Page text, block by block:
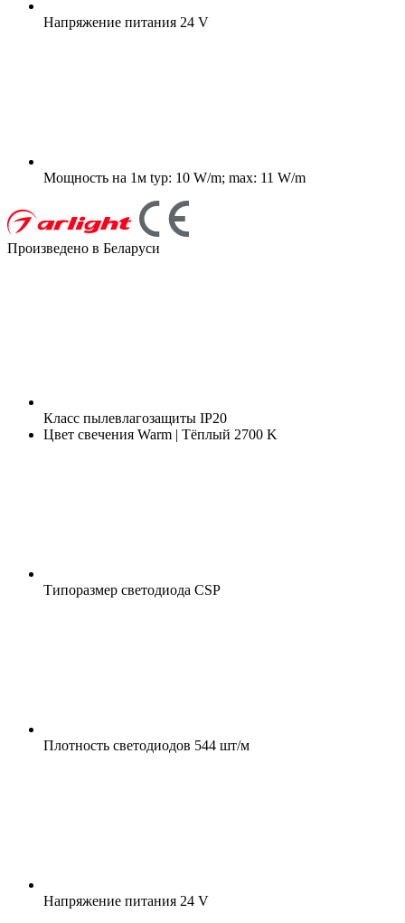
Напряжение питания 24 V
Мощность на 1м typ: 10 W/m; max: 11 W/m
Произведено в Беларуси
Класс пылевлагозащиты IP20
Цвет свечения Warm | Тёплый 2700 K
Типоразмер светодиода CSP
Плотность светодиодов 544 шт/м
Напряжение питания 24 V